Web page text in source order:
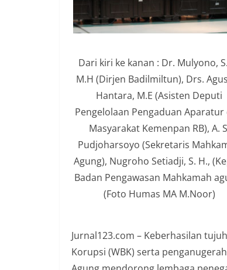
Dari kiri ke kanan : Dr. Mulyono,
M.H (Dirjen Badilmiltun), Drs.
Hantara, M.E (Asisten Deputi
Pengelolaan Pengaduan Aparatur
Masyarakat Kemenpan RB), A.
Pudjoharsoyo (Sekretaris
Agung), Nugroho Setiadji, S. H.,
Badan Pengawasan Mahkamah
(Foto Humas MA M.Noor)
Jurnal123.com – Keberhasilan
Korupsi (WBK) serta